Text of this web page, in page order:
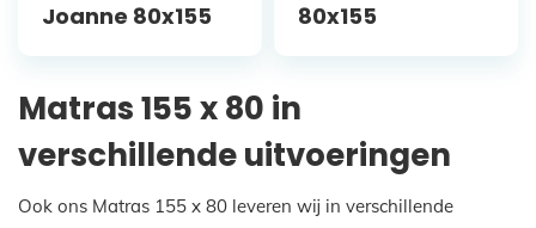
Joanne 80x155
80x155
Matras 155 x 80 in
verschillende uitvoeringen
Ook ons Matras 155 x 80 leveren wij in verschillende